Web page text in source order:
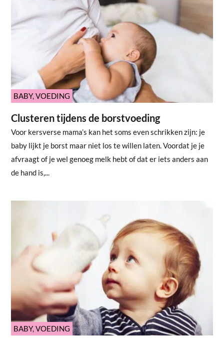
BABY,VOEDING
Clusteren tijdens de borstvoeding
Voor kersverse mama’s kan het soms even schrikken zijn: je
baby lijkt je borst maar niet los te willen laten. Voordat je je
afvraagt of je wel genoeg melk hebt of dat er iets anders aan
de hand is,...
BABY,VOEDING